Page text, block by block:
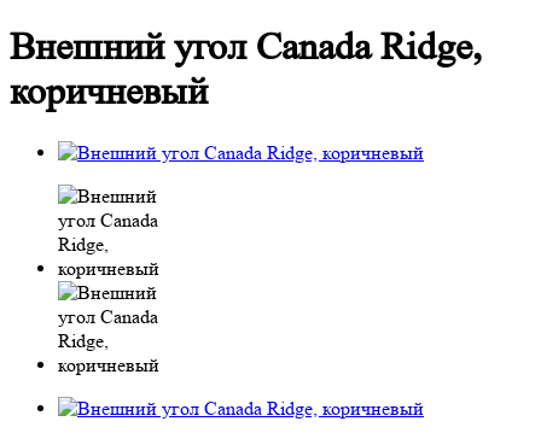
Внешний угол Canada Ridge,
коричневый